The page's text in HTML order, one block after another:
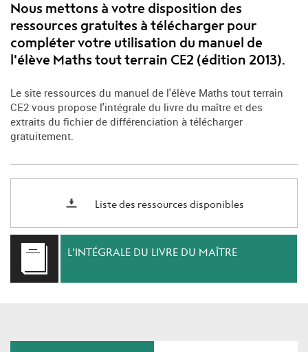
Nous mettons à votre disposition des
ressources gratuites à télécharger pour
compléter votre utilisation du manuel de
l'élève Maths tout terrain CE2 (édition 2013).
Le site ressources du manuel de l'élève Maths tout terrain
CE2 vous propose l'intégrale du livre du maître et des
extraits du fichier de différenciation à télécharger
gratuitement.
Liste des ressources disponibles
L'INTÉGRALE DU LIVRE DU MAÎTRE